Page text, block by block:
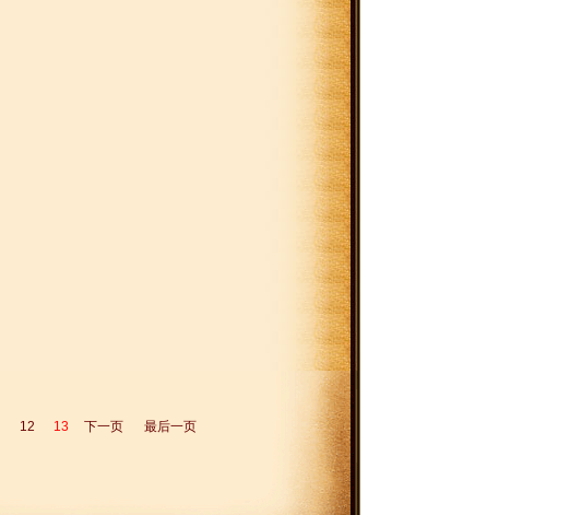
12 13 下一页 最后一页